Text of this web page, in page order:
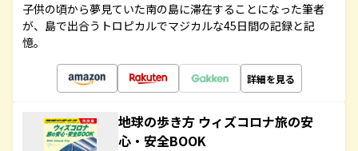
子供の頃から夢見ていた南の島に滞在することになった筆者
が、島で出合うトロピカルでマジカルな45日間の記録と記
憶。
詳細を見る
地球の歩き方 ウィズコロナ旅の安
心・安全BOOK